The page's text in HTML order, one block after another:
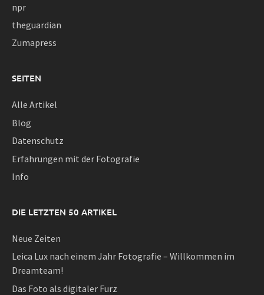
npr
theguardian
Zumapress
SEITEN
Alle Artikel
Blog
Datenschutz
Erfahrungen mit der Fotografie
Info
DIE LETZTEN 50 ARTIKEL
Neue Zeiten
Leica Lux nach einem Jahr Fotografie – Willkommen im
Dreamteam!
Das Foto als digitaler Furz